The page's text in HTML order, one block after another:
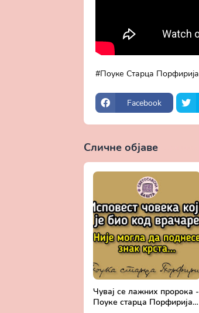
Поуке Старца Порфирија
Facebook
Сличне објаве
Чувај се лажних пророка -
Поуке старца Порфирија